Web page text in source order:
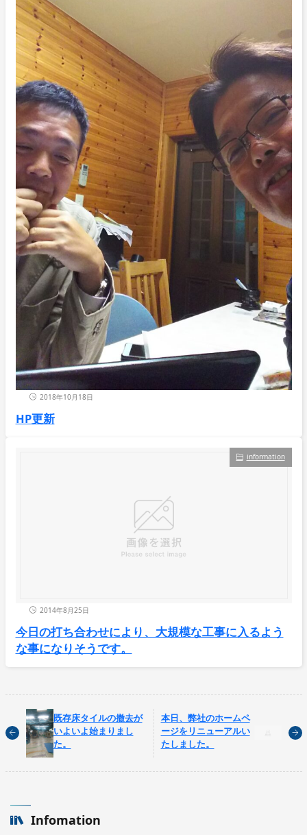
2018年10月18日
HP更新
information
2014年8月25日
今日の打ち合わせにより、大規模な工事に入るよう
な事になりそうです。
既存床タイルの撤去が
いよいよ始まりまし
た。
本日、弊社のホームペ
ージをリニューアルい
たしました。
Infomation